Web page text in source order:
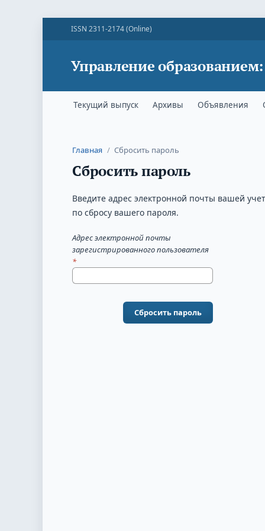
ISSN 2311-2174 (Online)
Управление
Текущий выпуск Архивы Объявления
Главная / Сбросить пароль
Сбросить пароль
Введите адрес электронной почты вашей
по сбросу вашего пароля.
Адрес электронной почты
зарегистрированного пользователя
*
Сбросить пароль